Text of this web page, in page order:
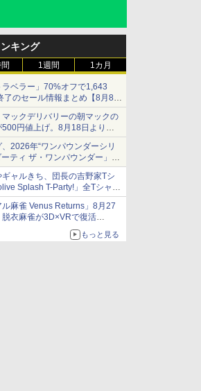
キング
1週間 1カ月
ラベラー」70%オフで1,643
了のセール情報まとめ【8月8日
ョップでは「大神 絶景版」が
ックデリバリーの朝マックの
円値上げ。8月18日より
2026年“ワンパウンダーシリ
ティ ザ・ワンパウンダー」を
マヨソース」を使用した超大
ー
ャルきち、団長の吉野家Tシ
Splash T-Party!」全Tシャツ
＆オンライン販売開始
ル麻雀 Venus Returns」8月27
脱衣麻雀が3D×VRで復活
20%オフになるセールが実施
もっと見る